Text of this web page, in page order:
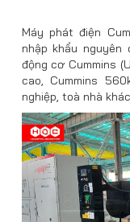
Máy phát điện
nhập khẩu nguyên
động cơ Cummins
cao, Cummins
nghiệp, toà nhà